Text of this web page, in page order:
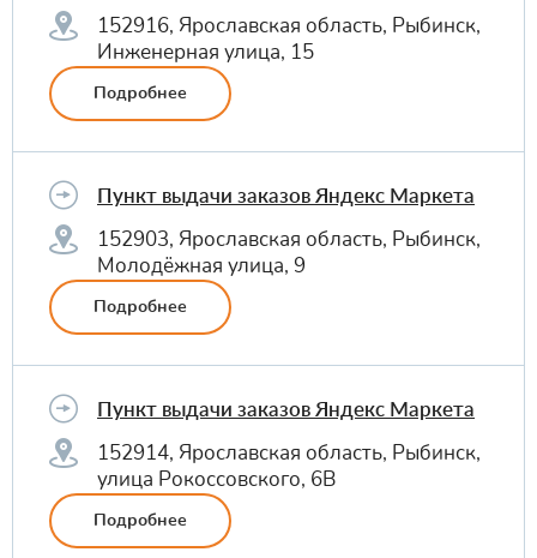
152916, Ярославская область, Рыбинск,
Инженерная улица, 15
Подробнее
Пункт выдачи заказов Яндекс Маркета
152903, Ярославская область, Рыбинск,
Молодёжная улица, 9
Подробнее
Пункт выдачи заказов Яндекс Маркета
152914, Ярославская область, Рыбинск,
улица Рокоссовского, 6В
Подробнее